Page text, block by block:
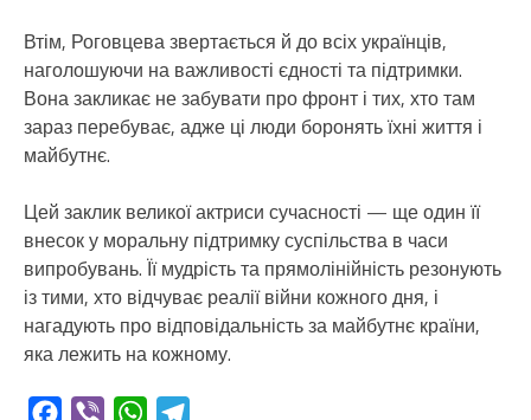
Втім, Роговцева звертається й до всіх українців,
наголошуючи на важливості єдності та підтримки.
Вона закликає не забувати про фронт і тих, хто там
зараз перебуває, адже ці люди боронять їхні життя і
майбутнє.
Цей заклик великої актриси сучасності — ще один її
внесок у моральну підтримку суспільства в часи
випробувань. Її мудрість та прямолінійність резонують
із тими, хто відчуває реалії війни кожного дня, і
нагадують про відповідальність за майбутнє країни,
яка лежить на кожному.
Facebook
Viber WhatsApp